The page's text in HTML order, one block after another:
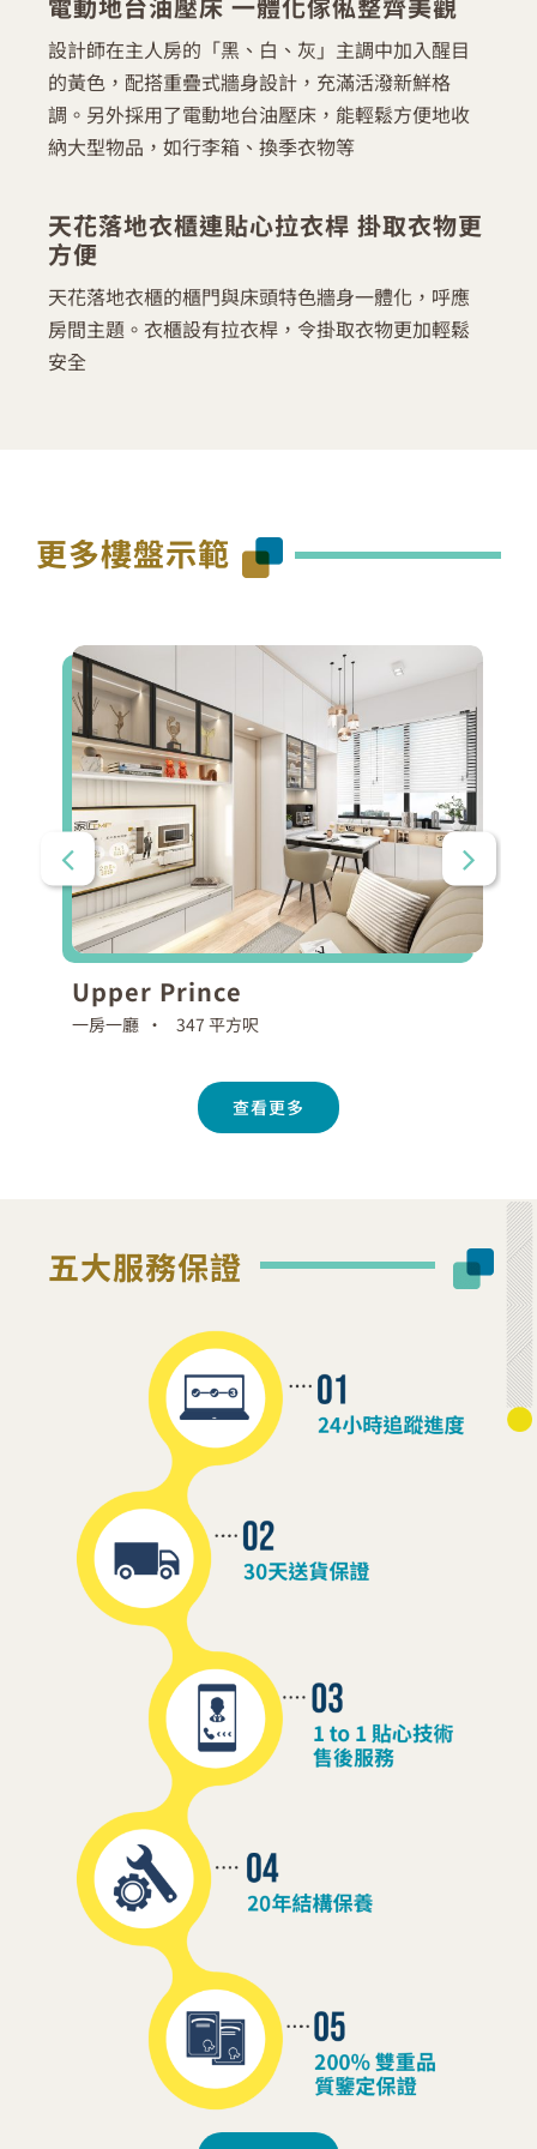
設計師在主人房的「黑、白、灰」主調中加入醒目
的黃色，配搭重疊式牆身設計，充滿活潑新鮮格
調。另外採用了電動地台油壓床，能輕鬆方便地收
納大型物品，如行李箱、換季衣物等
天花落地衣櫃連貼心拉衣桿 掛取衣物更
方便
天花落地衣櫃的櫃門與床頭特色牆身一體化，呼應
房間主題。衣櫃設有拉衣桿，令掛取衣物更加輕鬆
安全
更多樓盤示範
Upper Prince
一房一廳 • 347 平方呎
查看更多
五大服務保證